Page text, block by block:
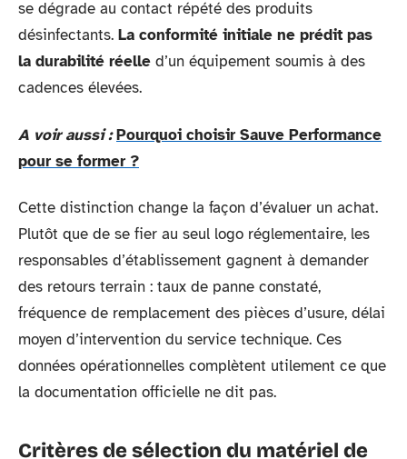
se dégrade au contact répété des produits
désinfectants. La conformité initiale ne prédit pas
la durabilité réelle d’un équipement soumis à des
cadences élevées.
A voir aussi : Pourquoi choisir Sauve Performance
pour se former ?
Cette distinction change la façon d’évaluer un achat.
Plutôt que de se fier au seul logo réglementaire, les
responsables d’établissement gagnent à demander
des retours terrain : taux de panne constaté,
fréquence de remplacement des pièces d’usure, délai
moyen d’intervention du service technique. Ces
données opérationnelles complètent utilement ce que
la documentation officielle ne dit pas.
Critères de sélection du matériel de